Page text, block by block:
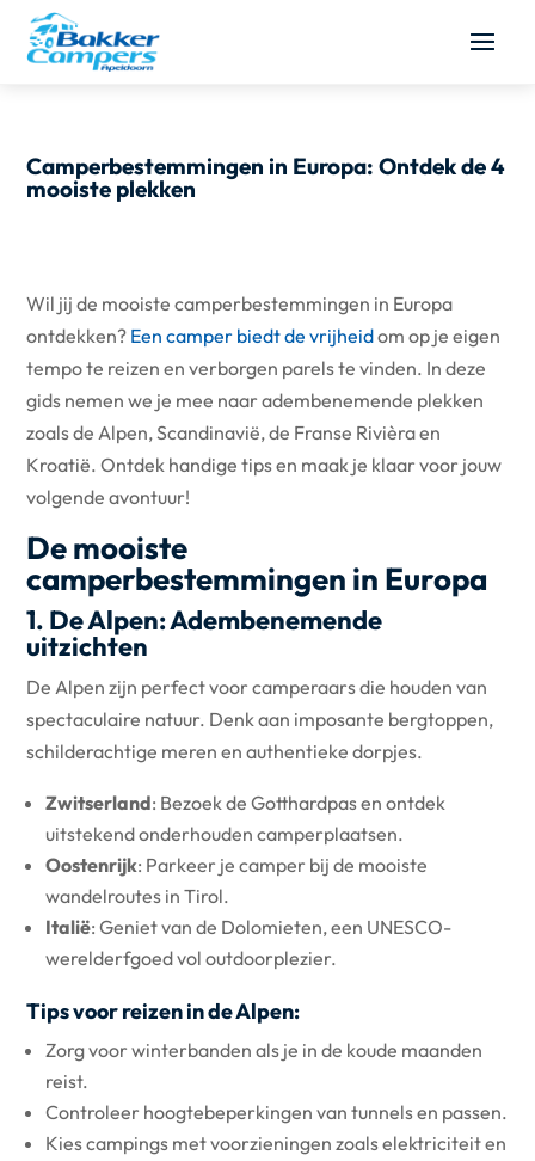
Camperbestemmingen in Europa: Ontdek de 4
mooiste plekken
Wil jij de mooiste camperbestemmingen in Europa
ontdekken? Een camper biedt de vrijheidom op je eigen
tempo te reizen en verborgen parels te vinden. In deze
gids nemen we je mee naar adembenemende plekken
zoals de Alpen, Scandinavië, de Franse Rivièra en
Kroatië. Ontdek handige tips en maak je klaar voor jouw
volgende avontuur!
De mooiste
camperbestemmingen in Europa
1. De Alpen: Adembenemende
uitzichten
De Alpen zijn perfect voor camperaars die houden van
spectaculaire natuur. Denk aan imposante bergtoppen,
schilderachtige meren en authentieke dorpjes.
Zwitserland: Bezoek de Gotthardpas en ontdek
uitstekend onderhouden camperplaatsen.
Oostenrijk: Parkeer je camper bij de mooiste
wandelroutes in Tirol.
Italië: Geniet van de Dolomieten, een UNESCO-
werelderfgoed vol outdoorplezier.
Tips voor reizen in de Alpen:
Zorg voor winterbanden als je in de koude maanden
reist.
Controleer hoogtebeperkingen van tunnels en passen.
Kies campings met voorzieningen zoals elektriciteit en